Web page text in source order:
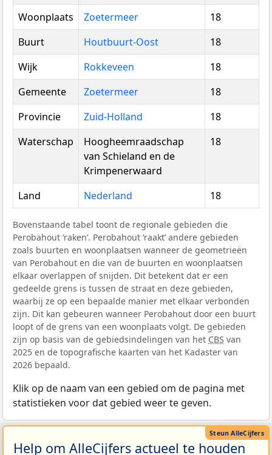
Woonplaats
Zoetermeer
18
Buurt
Houtbuurt-Oost
18
Wijk
Rokkeveen
18
Gemeente
Zoetermeer
18
Provincie
Zuid-Holland
18
Waterschap
Hoogheemraadschap
van Schieland en de
Krimpenerwaard
18
Land Nederland 18
Bovenstaande tabel toont de regionale gebieden die
Perobahout ‘raken’. Perobahout ‘raakt’ andere gebieden
zoals buurten en woonplaatsen wanneer de geometrieën
van Perobahout en die van de buurten en woonplaatsen
elkaar overlappen of snijden. Dit betekent dat er een
gedeelde grens is tussen de straat en deze gebieden,
waarbij ze op een bepaalde manier met elkaar verbonden
zijn. Dit kan gebeuren wanneer Perobahout door een buurt
loopt of de grens van een woonplaats volgt. De gebieden
zijn op basis van de gebiedsindelingen van het CBS van
2025 en de topografische kaarten van het Kadaster van
2026 bepaald.
Klik op de naam van een gebied om de pagina met
statistieken voor dat gebied weer te geven.
Help om AlleCijfers actueel te houden